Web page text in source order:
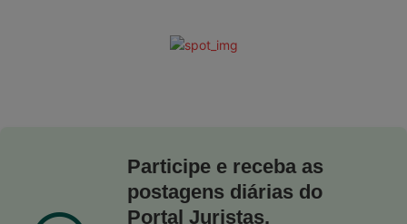
Participe e receba as
postagens diárias do
Portal Juristas.